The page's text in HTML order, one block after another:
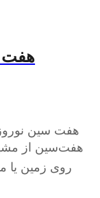
هفت
هفت‌سین از
روی زمین یا